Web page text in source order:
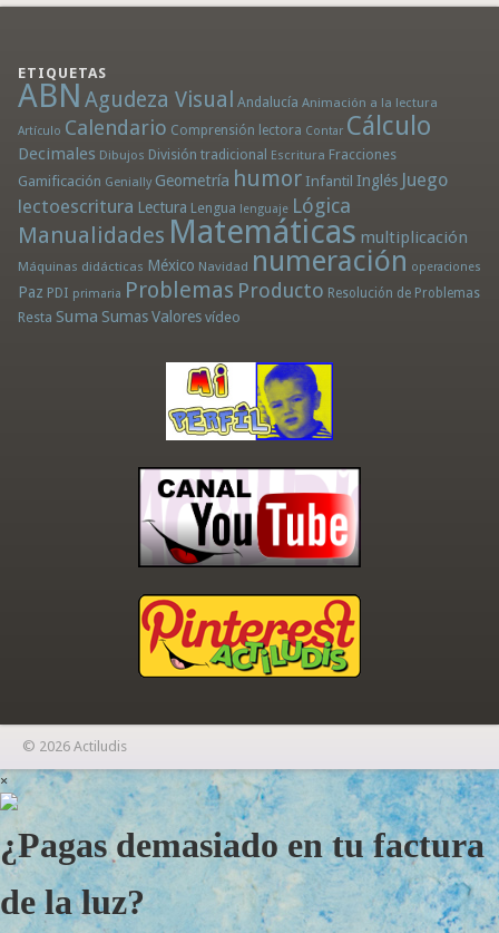
ETIQUETAS
ABN Agudeza Visual Andalucía Animación a la lectura
Artículo Calendario Comprensión lectora Contar Cálculo
Decimales Dibujos División tradicional Escritura Fracciones
Gamificación Genially Geometría humor Infantil Inglés Juego
lectoescritura Lectura Lengua lenguaje Lógica
Manualidades Matemáticas multiplicación
Máquinas didácticas México Navidad numeración operaciones
Paz PDI primaria Problemas Producto Resolución de Problemas
Resta Suma Sumas Valores vídeo
© 2026 Actiludis
×
¿Pagas demasiado en tu factura
de la luz?